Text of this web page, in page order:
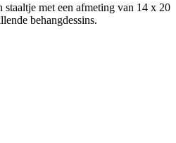
met een afmeting van 14 x 20
behangdessins.